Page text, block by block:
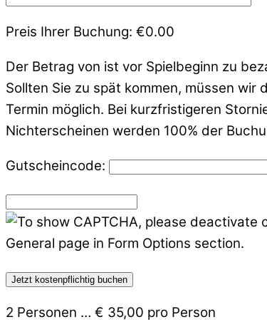
Preis Ihrer Buchung: €0.00
Der Betrag von ist vor Spielbeginn zu
Sollten Sie zu spät kommen, müssen
Termin möglich. Bei kurzfristigeren
Nichterscheinen werden 100% der
Gutscheincode:
2 Personen … € 35,00 pro Person